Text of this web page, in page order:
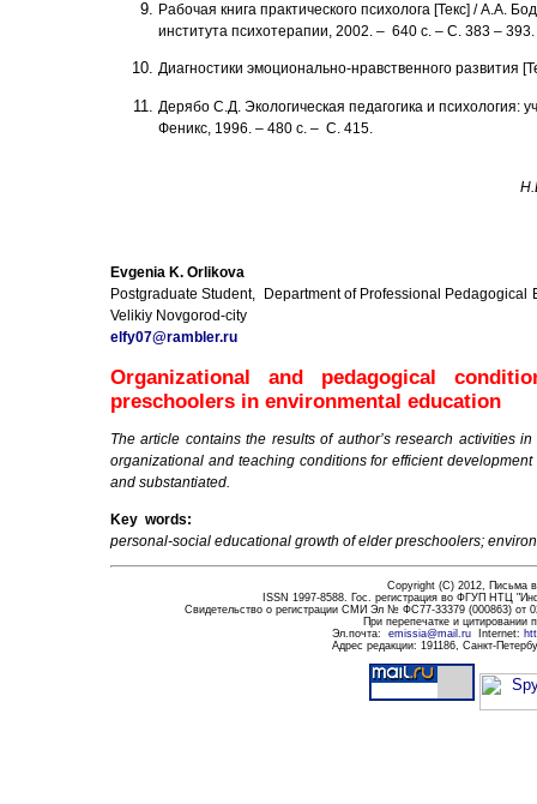
Рабочая книга практического психолога [Текс] / А.А.
института психотерапии, 2002. – 640 с. – С. 383 – 393.
Диагностики эмоционально-нравственного развития
Дерябо С.Д. Экологическая педагогика и психология:
Феникс, 1996. – 480 с. – С. 415.
Evgenia K. Orlikova
Postgraduate Student, Department of Professional
Velikiy Novgorod-city
elfy07@rambler.ru
Organizational and pedagogical
preschoolers in environmental education
The article contains the results of author’s research activities
organizational and teaching conditions for efficient
and substantiated.
Key words:
personal-social educational growth of elder preschoolers;
Copyright (C) 2012, Письма
ISSN 1997-8588. Гос. регистрация во ФГУП НТЦ
Свидетельство о регистрации СМИ Эл № ФС77-33379 (000863) от
При перепечатке и
Эл.почта: emissia@mail.ru Internet:
Адрес редакции: 191186, Санкт-